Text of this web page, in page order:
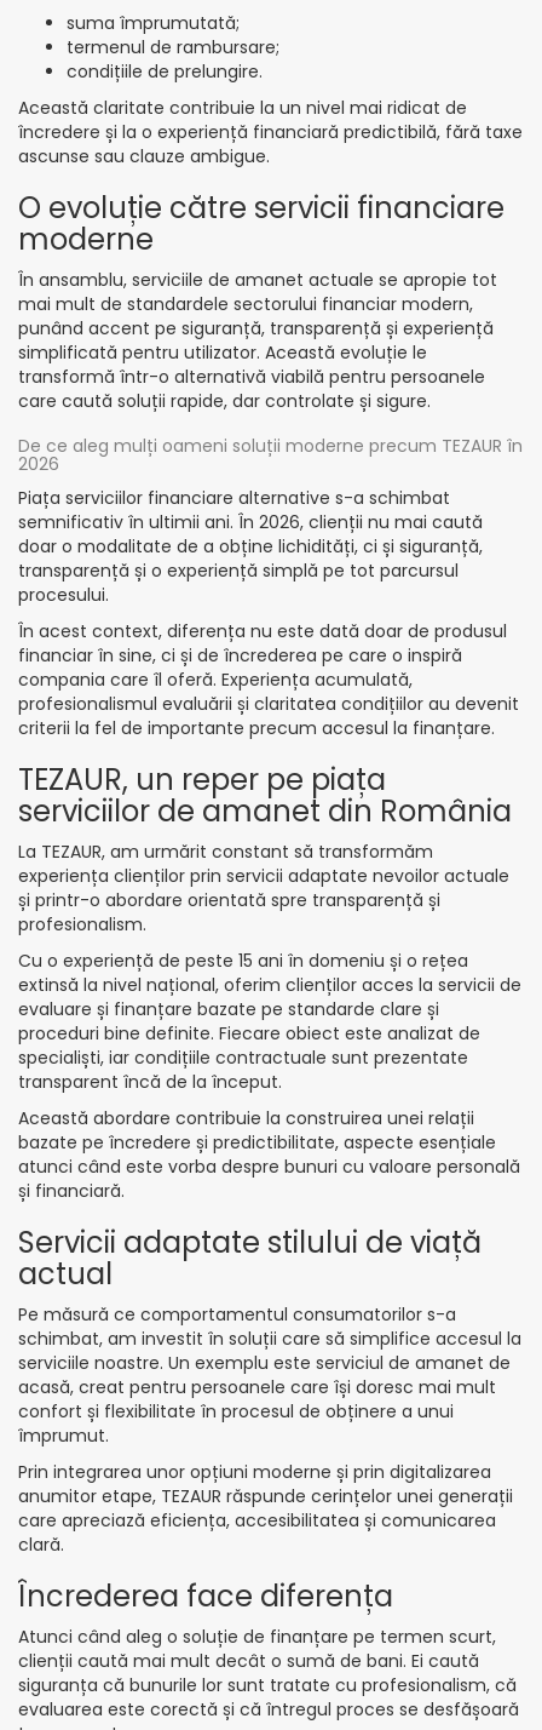
suma împrumutată;
termenul de rambursare;
condițiile de prelungire.
Această claritate contribuie la un nivel mai ridicat de
încredere și la o experiență financiară predictibilă, fără taxe
ascunse sau clauze ambigue.
O evoluție către servicii financiare
moderne
În ansamblu, serviciile de amanet actuale se apropie tot
mai mult de standardele sectorului financiar modern,
punând accent pe siguranță, transparență și experiență
simplificată pentru utilizator. Această evoluție le
transformă într-o alternativă viabilă pentru persoanele
care caută soluții rapide, dar controlate și sigure.
De ce aleg mulți oameni soluții moderne precum TEZAUR în
2026
Piața serviciilor financiare alternative s-a schimbat
semnificativ în ultimii ani. În 2026, clienții nu mai caută
doar o modalitate de a obține lichidități, ci și siguranță,
transparență și o experiență simplă pe tot parcursul
procesului.
În acest context, diferența nu este dată doar de produsul
financiar în sine, ci și de încrederea pe care o inspiră
compania care îl oferă. Experiența acumulată,
profesionalismul evaluării și claritatea condițiilor au devenit
criterii la fel de importante precum accesul la finanțare.
TEZAUR, un reper pe piața
serviciilor de amanet din România
La TEZAUR, am urmărit constant să transformăm
experiența clienților prin servicii adaptate nevoilor actuale
și printr-o abordare orientată spre transparență și
profesionalism.
Cu o experiență de peste 15 ani în domeniu și o rețea
extinsă la nivel național, oferim clienților acces la servicii de
evaluare și finanțare bazate pe standarde clare și
proceduri bine definite. Fiecare obiect este analizat de
specialiști, iar condițiile contractuale sunt prezentate
transparent încă de la început.
Această abordare contribuie la construirea unei relații
bazate pe încredere și predictibilitate, aspecte esențiale
atunci când este vorba despre bunuri cu valoare personală
și financiară.
Servicii adaptate stilului de viață
actual
Pe măsură ce comportamentul consumatorilor s-a
schimbat, am investit în soluții care să simplifice accesul la
serviciile noastre. Un exemplu este serviciul de amanet de
acasă, creat pentru persoanele care își doresc mai mult
confort și flexibilitate în procesul de obținere a unui
împrumut.
Prin integrarea unor opțiuni moderne și prin digitalizarea
anumitor etape, TEZAUR răspunde cerințelor unei generații
care apreciază eficiența, accesibilitatea și comunicarea
clară.
Încrederea face diferența
Atunci când aleg o soluție de finanțare pe termen scurt,
clienții caută mai mult decât o sumă de bani. Ei caută
siguranța că bunurile lor sunt tratate cu profesionalism, că
evaluarea este corectă și că întregul proces se desfășoară